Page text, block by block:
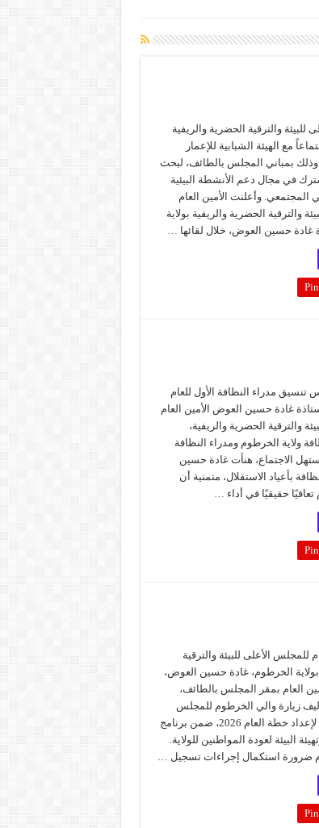
والترقية الحضرية والريفية
مع الهيئة الشبابية للإعمار
وذلك بمباني المجلس بالطائف، لبحث
في مجال دعم الأنشطة البيئية
المجتمعي. وأعلنت الأمين العام
والترقية الحضرية والريفية بولاية
غادة حسين العوض، خلال لقائها …
تنسيق مدراء النظافة الأول للعام
غادة حسين العوض الأمين العام
والترقية الحضرية والريفية،
ولاية الخرطوم ومدراء النظافة
الاجتماع، هنأت غادة حسين
بأعياد الاستقلال، متمنية أن
للمجلس الأعلى للبيئة والترقية
بولاية الخرطوم، غادة حسين العوض،
العام بمقر المجلس بالطائف،
زيارة والي الخرطوم للمجلس
والموجهات العامة لإعداد خطة العام 2026، ضمن برنامج
البيئة لعودة المواطنين للولاية.
ضرورة استكمال إجراءات تسجيل …